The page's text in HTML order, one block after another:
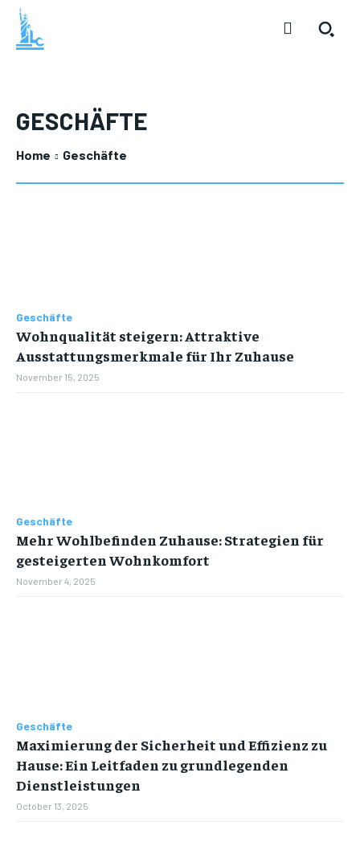
GESCHÄFTE
Home Geschäfte
Geschäfte
Wohnqualität steigern: Attraktive
Ausstattungsmerkmale für Ihr Zuhause
November 15, 2025
Geschäfte
Mehr Wohlbefinden Zuhause: Strategien für
gesteigerten Wohnkomfort
November 4, 2025
Geschäfte
Maximierung der Sicherheit und Effizienz zu
Hause: Ein Leitfaden zu grundlegenden
Dienstleistungen
October 13, 2025